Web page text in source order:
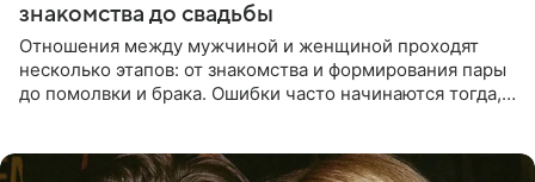
знакомства до свадьбы
Отношения между мужчиной и женщиной проходят
несколько этапов: от знакомства и формирования пары
до помолвки и брака. Ошибки часто начинаются тогда,